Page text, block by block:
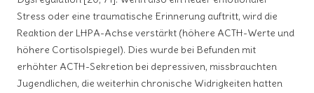
Stress oder eine traumatische Erinnerung auftritt, wird die
Reaktion der LHPA-Achse verstärkt (höhere ACTH-Werte und
höhere Cortisolspiegel). Dies wurde bei Befunden mit
erhöhter ACTH-Sekretion bei depressiven, missbrauchten
Jugendlichen, die weiterhin chronische Widrigkeiten hatten